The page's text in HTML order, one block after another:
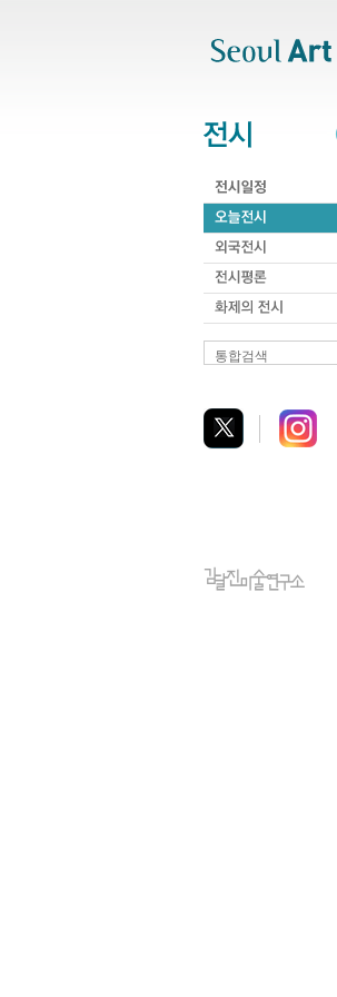
통합검색